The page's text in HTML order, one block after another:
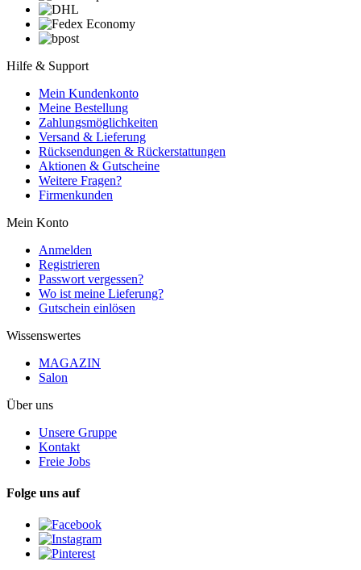
Hilfe & Support
Mein Kundenkonto
Meine Bestellung
Zahlungsmöglichkeiten
Versand & Lieferung
Rücksendungen & Rückerstattungen
Aktionen & Gutscheine
Weitere Fragen?
Firmenkunden
Mein Konto
Anmelden
Registrieren
Passwort vergessen?
Wo ist meine Lieferung?
Gutschein einlösen
Wissenswertes
MAGAZIN
Salon
Über uns
Unsere Gruppe
Kontakt
Freie Jobs
Folge uns auf